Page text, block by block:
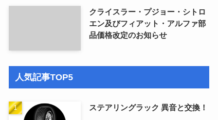
クライスラー・プジョー・シトロ
エン及びフィアット・アルファ部
品価格改定のお知らせ
人気記事TOP5
ステアリングラック 異音と交換！